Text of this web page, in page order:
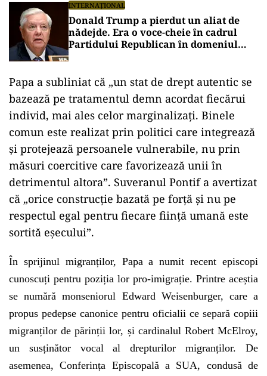
INTERNAȚIONAL
Donald Trump a pierdut un aliat de
nădejde. Era o voce-cheie în cadrul
Partidului Republican în domeniul
Papa a subliniat că „un stat de drept autentic se
bazează pe tratamentul demn acordat fiecărui
individ, mai ales celor marginalizați. Binele
comun este realizat prin politici care integrează
și protejează persoanele vulnerabile, nu prin
măsuri coercitive care favorizează unii în
detrimentul altora”. Suveranul Pontif a avertizat
că „orice construcție bazată pe forță și nu pe
respectul egal pentru fiecare ființă umană este
sortită eșecului”.
În sprijinul migranților, Papa a numit recent episcopi
cunoscuți pentru poziția lor pro-imigrație. Printre aceștia
se numără monseniorul Edward Weisenburger, care a
propus pedepse canonice pentru oficialii ce separă copiii
migranților de părinții lor, și cardinalul Robert McElroy,
un susținător vocal al drepturilor migranților. De
asemenea, Conferința Episcopală a SUA, condusă de